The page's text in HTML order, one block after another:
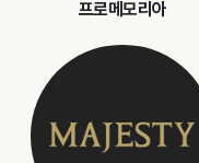
프로메모리아